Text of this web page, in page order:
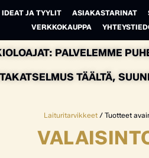
IDEAT JA TYYLIT ASIAKASTARINAT
VERKKOKAUPPA
PALVELEMME
TÄÄLTÄ,
Laituritarvikkeet / Tuotteet